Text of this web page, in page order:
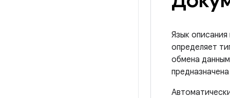
Язык
определяет
обмена